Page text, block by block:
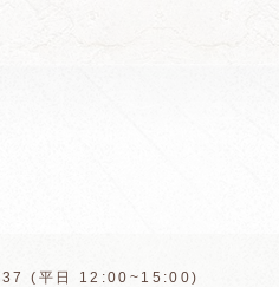
(平日 12:00~15:00)